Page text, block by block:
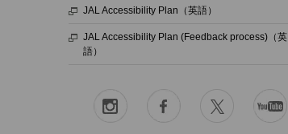
JAL Accessibility Plan（英語）
JAL Accessibility Plan (Feedback process)（英
語）